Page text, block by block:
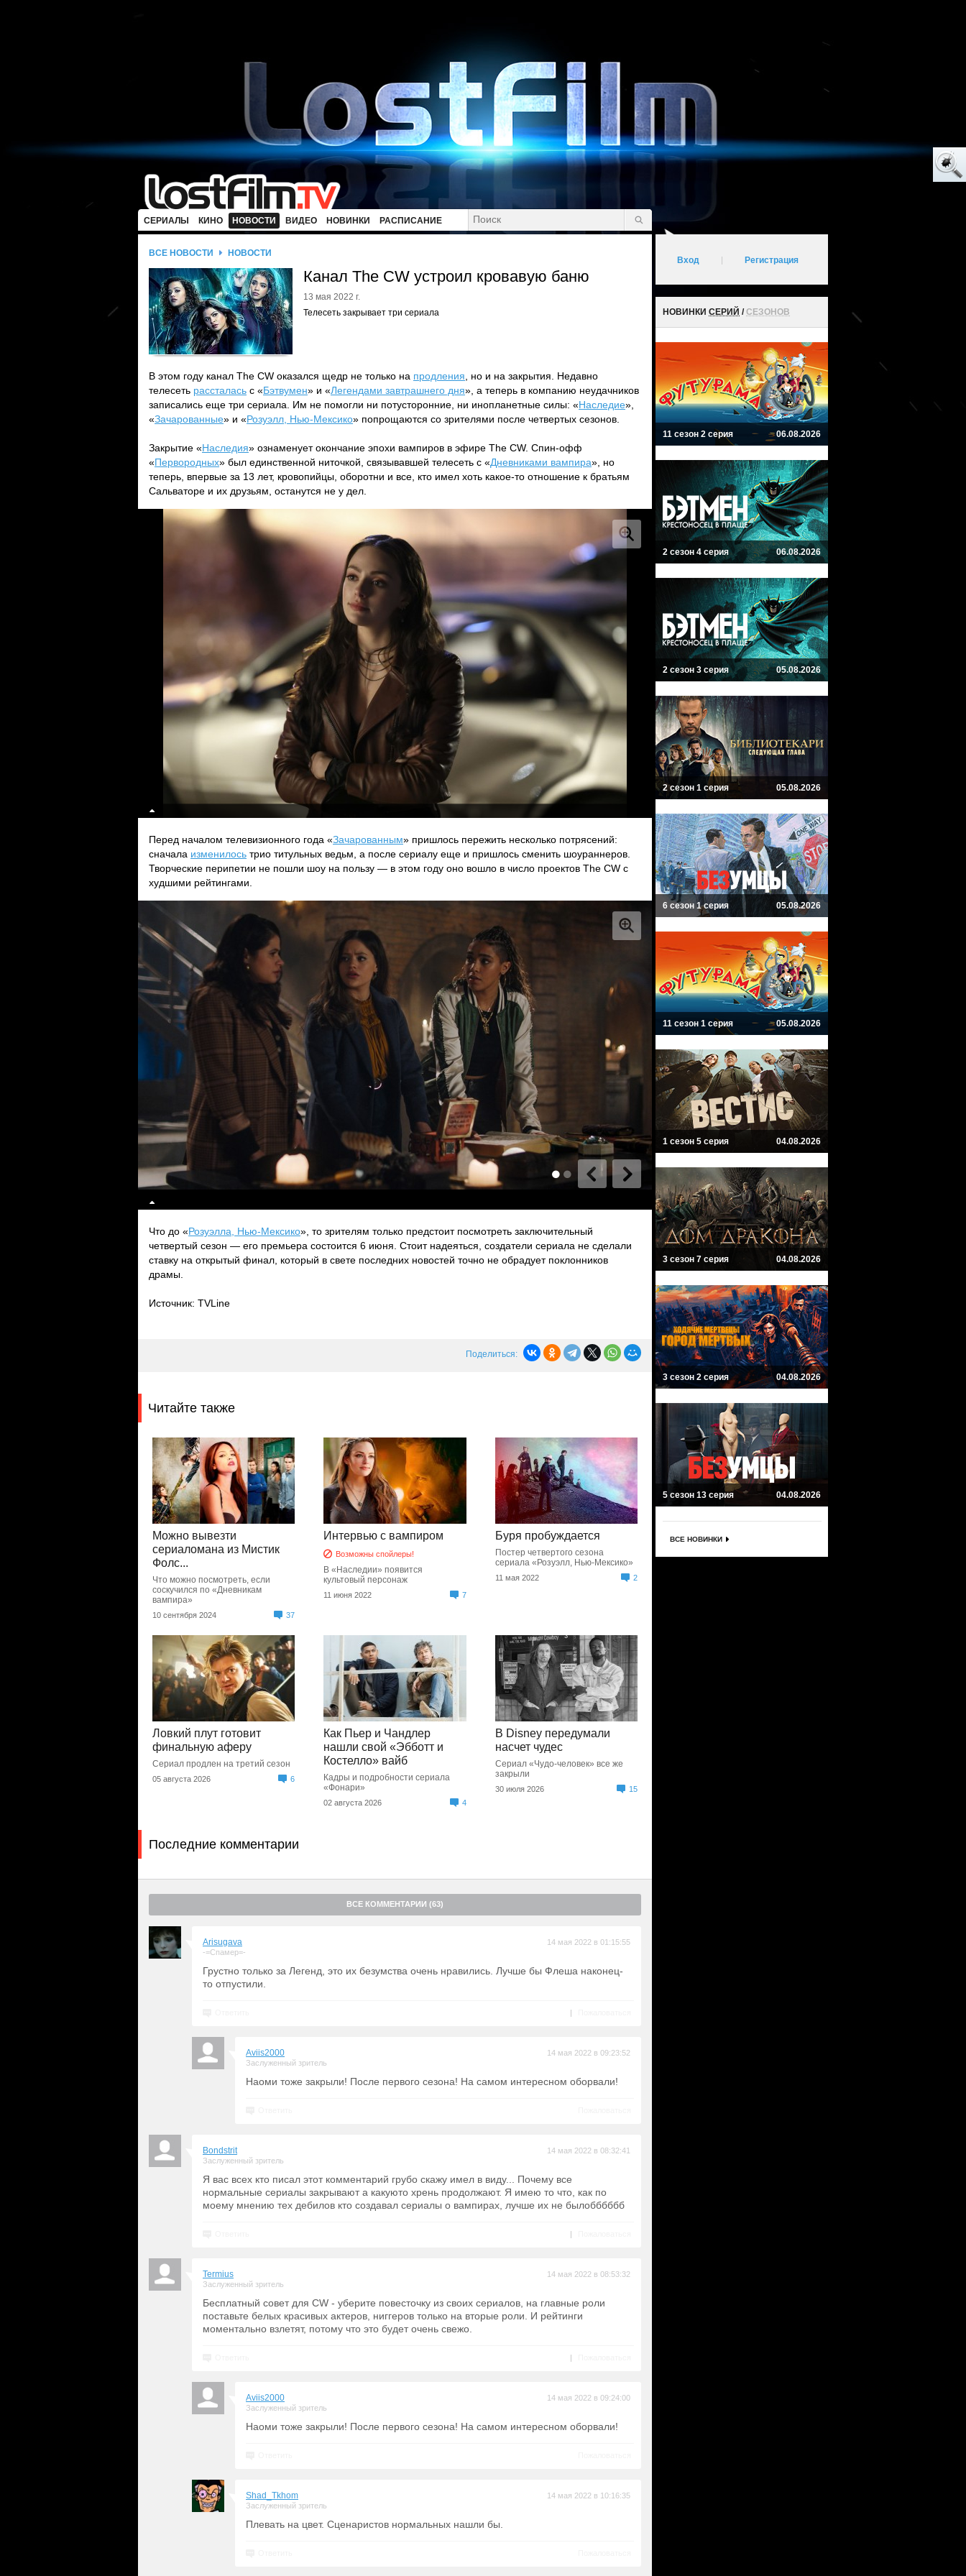
СЕРИАЛЫ КИНО НОВОСТИ ВИДЕО НОВИНКИ РАСПИСАНИЕ
ВСЕ НОВОСТИ НОВОСТИ
Канал The CW устроил кровавую баню
13 мая 2022 г.
Телесеть закрывает три сериала
В этом году канал The CW оказался щедр не только на продления , но и на закрытия. Недавно
телесеть рассталась с «Бэтвумен» и «Легендами завтрашнего дня», а теперь в компанию неудачников
записались еще три сериала. Им не помогли ни потусторонние, ни инопланетные силы: «Наследие»,
«Зачарованные» и «Розуэлл, Нью-Мексико» попрощаются со зрителями после четвертых сезонов.
Закрытие «Наследия» ознаменует окончание эпохи вампиров в эфире The CW. Спин-офф
«Первородных» был единственной ниточкой, связывавшей телесеть с «Дневниками вампира», но
теперь, впервые за 13 лет, кровопийцы, оборотни и все, кто имел хоть какое-то отношение к братьям
Сальваторе и их друзьям, останутся не у дел.
Перед началом телевизионного года «Зачарованным» пришлось пережить несколько потрясений:
сначала изменилось трио титульных ведьм, а после сериалу еще и пришлось сменить шоураннеров.
Творческие перипетии не пошли шоу на пользу — в этом году оно вошло в число проектов The CW с
худшими рейтингами.
Что до «Розуэлла, Нью-Мексико», то зрителям только предстоит посмотреть заключительный
четвертый сезон — его премьера состоится 6 июня. Стоит надеяться, создатели сериала не сделали
ставку на открытый финал, который в свете последних новостей точно не обрадует поклонников
драмы.
Источник: TVLine
Поделиться:
Читайте также
Можно вывезти
сериаломана из Мистик
Фолс...
Что можно посмотреть, если
соскучился по «Дневникам
вампира»
10 сентября 2024 37
Интервью с вампиром
Возможны спойлеры!
В «Наследии» появится
культовый персонаж
11 июня 2022 7
Буря пробуждается
Постер четвертого сезона
сериала «Розуэлл, Нью-Мексико»
11 мая 2022 2
Ловкий плут готовит
финальную аферу
Сериал продлен на третий сезон
05 августа 2026 6
Как Пьер и Чандлер
нашли свой «Эбботт и
Костелло» вайб
Кадры и подробности сериала
«Фонари»
02 августа 2026 4
В Disney передумали
насчет чудес
Сериал «Чудо-человек» все же
закрыли
30 июля 2026 15
Последние комментарии
ВСЕ КОММЕНТАРИИ (63)
Arisugava
-=Спамер=-
14 мая 2022 в 01:15:55
Грустно только за Легенд, это их безумства очень нравились. Лучше бы Флеша наконец-
то отпустили.
|
Aviis2000
Заслуженный зритель
14 мая 2022 в 09:23:52
Наоми тоже закрыли! После первого сезона! На самом интересном оборвали!
Bondstrit
Заслуженный зритель
14 мая 2022 в 08:32:41
Я вас всех кто писал этот комментарий грубо скажу имел в виду... Почему все
нормальные сериалы закрывают а какуюто хрень продолжают. Я имею то что, как по
моему мнению тех дебилов кто создавал сериалы о вампирах, лучше их не былобббббб
|
Termius
Заслуженный зритель
14 мая 2022 в 08:53:32
Бесплатный совет для CW - уберите повесточку из своих сериалов, на главные роли
поставьте белых красивых актеров, ниггеров только на вторые роли. И рейтинги
моментально взлетят, потому что это будет очень свежо.
|
Aviis2000
Заслуженный зритель
14 мая 2022 в 09:24:00
Наоми тоже закрыли! После первого сезона! На самом интересном оборвали!
Shad_Tkhom
Заслуженный зритель
14 мая 2022 в 10:16:35
Плевать на цвет. Сценаристов нормальных нашли бы.
Вход Регистрация
НОВИНКИ СЕРИЙ /СЕЗОНОВ
11 сезон 2 серия 06.08.2026
2 сезон 4 серия 06.08.2026
2 сезон 3 серия 05.08.2026
2 сезон 1 серия 05.08.2026
6 сезон 1 серия 05.08.2026
11 сезон 1 серия 05.08.2026
1 сезон 5 серия 04.08.2026
3 сезон 7 серия 04.08.2026
3 сезон 2 серия 04.08.2026
5 сезон 13 серия 04.08.2026
ВСЕ НОВИНКИ